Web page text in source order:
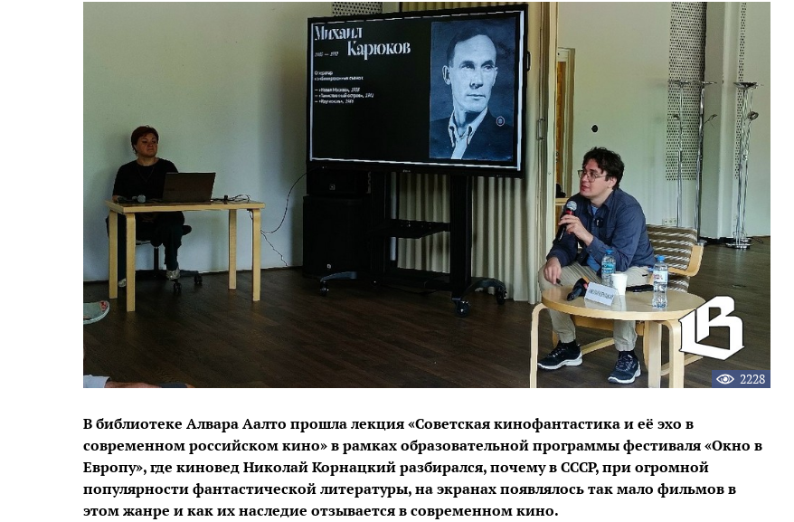
2228
В библиотеке Алвара Аалто прошла лекция «Советская кинофантастика и её эхо в
современном российском кино» в рамках образовательной программы фестиваля «Окно в
Европу», где киновед Николай Корнацкий разбирался, почему в СССР, при огромной
популярности фантастической литературы, на экранах появлялось так мало фильмов в
этом жанре и как их наследие отзывается в современном кино.